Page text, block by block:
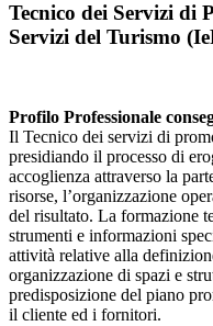
Tecnico dei Servizi di
Servizi del Turismo
Profilo Professionale
Il Tecnico dei servizi di
presidiando il processo di
accoglienza attraverso la
risorse, l’organizzazione
del risultato. La formazione
strumenti e informazioni
attività relative alla
organizzazione di spazi e
predisposizione del piano
il cliente ed i fornitori.